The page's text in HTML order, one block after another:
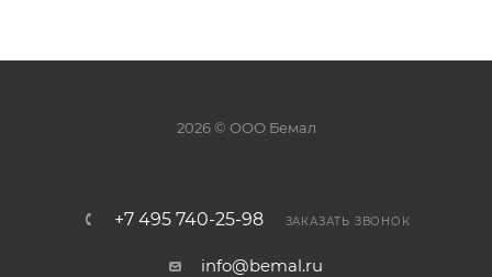
2026 © ООО Бемал
+7 495 740-25-98 ЗАКАЗАТЬ ЗВОНОК
info@bemal.ru